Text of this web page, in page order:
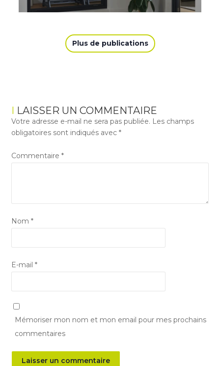
Plus de publications
LAISSER UN COMMENTAIRE
Votre adresse e-mail ne sera pas publiée. Les champs
obligatoires sont indiqués avec *
Commentaire *
Nom *
E-mail *
Mémoriser mon nom et mon email pour mes prochains
commentaires